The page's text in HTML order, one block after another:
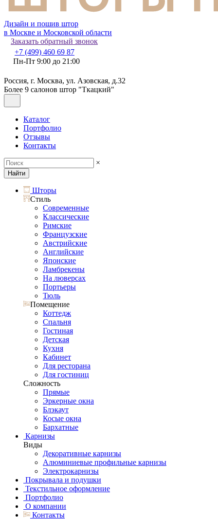
Дизайн и пошив штор
в Москве и Московской области
Заказать обратный звонок
+7 (499) 460 69 87
Пн-Пт 9:00 до 21:00
Россия, г. Москва, ул. Азовская, д.32
Более 9 салонов штор "Ткацкий"
Каталог
Портфолио
Отзывы
Контакты
×
Найти
Шторы
Стиль
Современные
Классические
Римские
Французские
Австрийские
Английские
Японские
Ламбрекены
На люверсах
Портьеры
Тюль
Помещение
Коттедж
Спальня
Гостиная
Детская
Кухня
Кабинет
Для ресторана
Для гостиниц
Сложность
Прямые
Эркерные окна
Блэкаут
Косые окна
Бархатные
Карнизы
Виды
Декоративные карнизы
Алюминиевые профильные карнизы
Электрокарнизы
Покрывала и подушки
Текстильное оформление
Портфолио
О компании
Контакты